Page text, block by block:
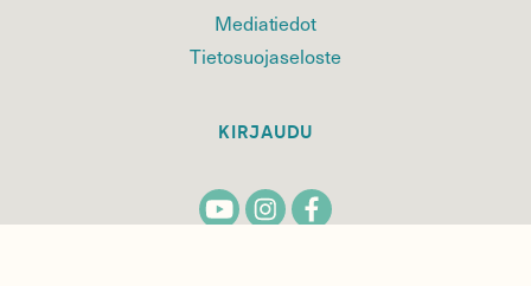
Mediatiedot
Tietosuojaseloste
KIRJAUDU